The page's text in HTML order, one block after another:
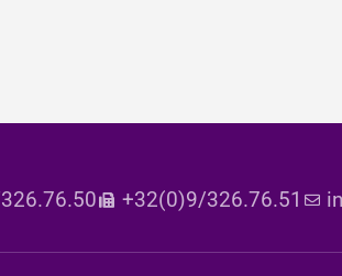
+32(0)9/326.76.51